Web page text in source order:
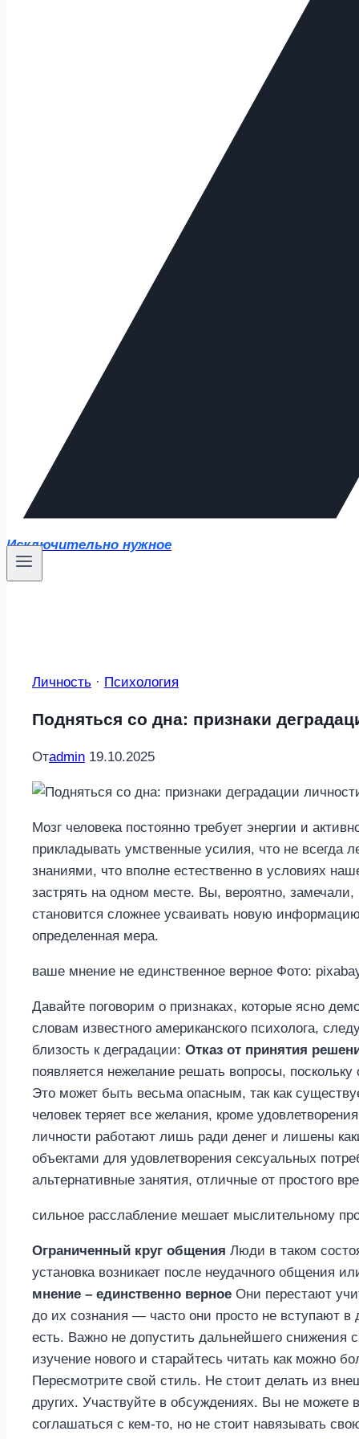
Исключительно нужное
Личность · Психология
Подняться со дна: признаки
Отadmin 19.10.2025
Мозг человека постоянно требует энергии и
прикладывать умственные усилия, что не всегда
знаниями, что вполне естественно в условиях
застрять на одном месте. Вы, вероятно,
становится сложнее усваивать новую
определенная мера.
ваше мнение не единственное верное Фото:
Давайте поговорим о признаках, которые ясно
словам известного американского психолога,
близость к деградации: Отказ от принятия
появляется нежелание решать вопросы,
Это может быть весьма опасным, так как
человек теряет все желания, кроме
личности работают лишь ради денег и лишены
объектами для удовлетворения сексуальных
альтернативные занятия, отличные от простого
сильное расслабление мешает мыслительному
Ограниченный круг общения Люди в таком
установка возникает после неудачного общения
мнение – единственно верное Они перестают
до их сознания — часто они просто не вступают
есть. Важно не допустить дальнейшего снижения
изучение нового и старайтесь читать как можно
Пересмотрите свой стиль. Не стоит делать из
других. Участвуйте в обсуждениях. Вы не можете
соглашаться с кем-то, но не стоит навязывать